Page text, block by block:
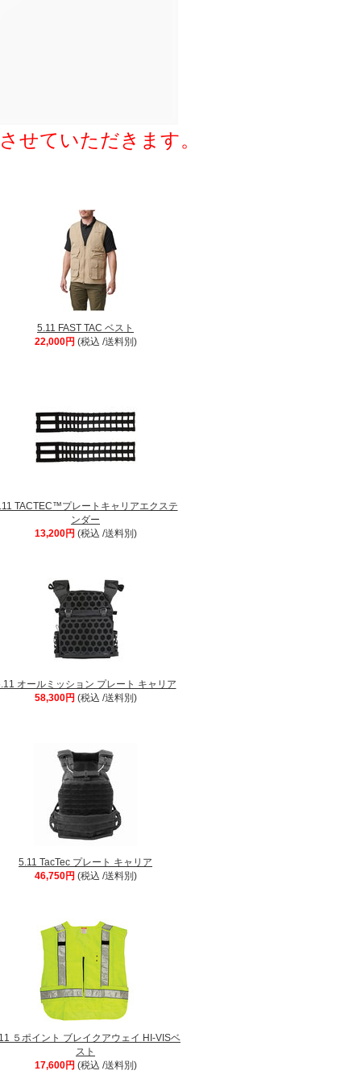
せていただきます。
5.11 FAST TAC ベスト
22,000円 (税込 /送料別)
TACTEC™プレートキャリアエクステ
ンダー
13,200円 (税込 /送料別)
オールミッション プレート キャリア
58,300円 (税込 /送料別)
5.11 TacTec プレート キャリア
46,750円 (税込 /送料別)
５ポイント ブレイクアウェイ HI-VISベ
スト
17,600円 (税込 /送料別)